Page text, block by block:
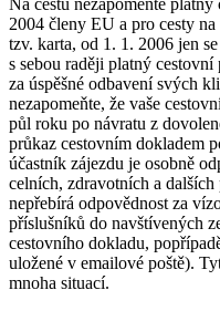
2004 členy EU a pro cesty
tzv. karta, od 1. 1. 2006 jen
s sebou raději platný
za úspěšné odbavení svých
nezapomeňte, že vaše
půl roku po návratu z
průkaz cestovním dokladem
účastník zájezdu je osobně
celních, zdravotních a
nepřebírá odpovědnost za
příslušníků do navštívených
cestovního dokladu,
uložené v emailové poště).
mnoha situací.